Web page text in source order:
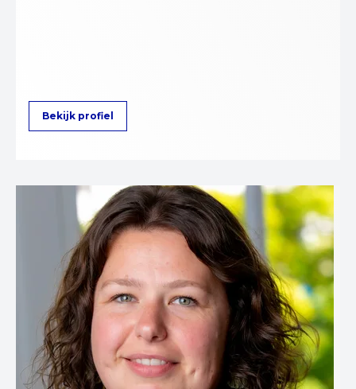
Bekijk profiel